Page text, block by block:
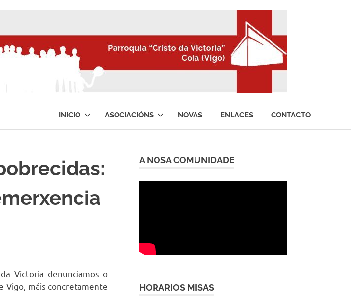
INICIO ASOCIACIÓNS NOVAS ENLACES CONTACTO
Victoria denunciamos o
Vigo, máis concretamente
A NOSA COMUNIDADE
HORARIOS MISAS